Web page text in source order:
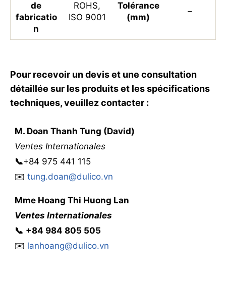
de
fabricatio
n
ROHS,
ISO 9001
Tolérance
(mm)
–
Pour recevoir un devis et une consultation
détaillée sur les produits et les spécifications
techniques, veuillez contacter :
M. Doan Thanh Tung (David)
Ventes Internationales
📞+84 975 441 115
✉️ tung.doan@dulico.vn
Mme Hoang Thi Huong Lan
Ventes Internationales
📞 ‭‭+84 984 805 505
✉️ lanhoang@dulico.vn